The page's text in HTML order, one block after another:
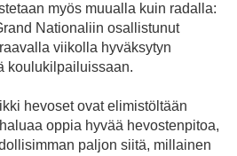
myös muualla kuin radalla:
Nationaliin osallistunut
viikolla hyväksytyn
koulukilpailuissaan.
hevoset ovat elimistöltään
oppia hyvää hevostenpitoa,
paljon siitä, millainen